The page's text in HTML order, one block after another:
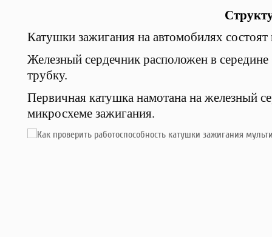
Катушки зажигания на автомобилях
Железный сердечник расположен в
трубку.
Первичная катушка намотана на железный
микросхеме зажигания.